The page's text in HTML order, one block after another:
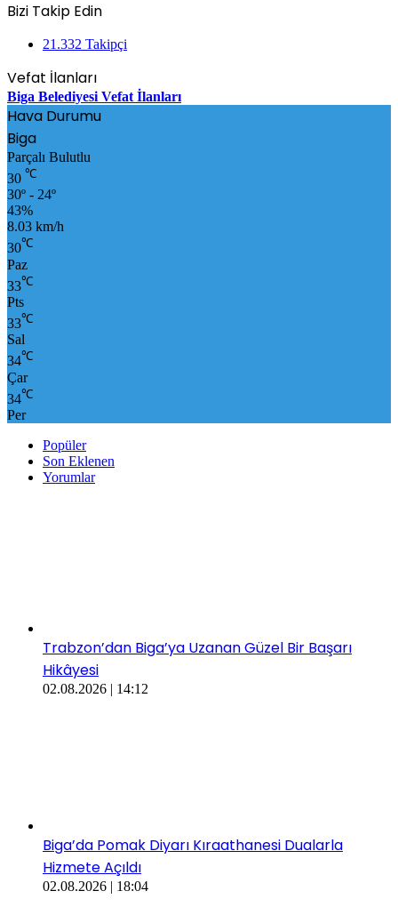
Bizi Takip Edin
21.332 Takipçi
Vefat İlanları
Biga Belediyesi Vefat İlanları
Hava Durumu
Biga
Parçalı Bulutlu
30 ℃
30º - 24º
43%
8.03 km/h
30℃
Paz
33℃
Pts
33℃
Sal
34℃
Çar
34℃
Per
Popüler
Son Eklenen
Yorumlar
Trabzon’dan Biga’ya Uzanan Güzel Bir Başarı
Hikâyesi
02.08.2026 | 14:12
Biga’da Pomak Diyarı Kıraathanesi Dualarla
Hizmete Açıldı
02.08.2026 | 18:04